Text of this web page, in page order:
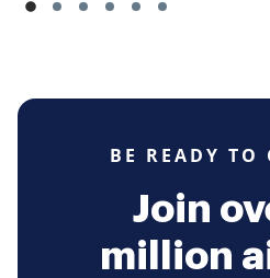
BE READY TO
Join
million